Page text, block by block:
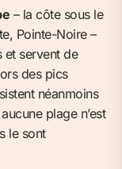
– la côte sous le
Pointe-Noire –
et servent de
des pics
néanmoins
plage n’est
le sont